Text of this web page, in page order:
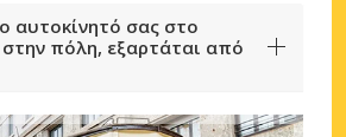
αυτοκίνητό σας στο
πόλη, εξαρτάται από